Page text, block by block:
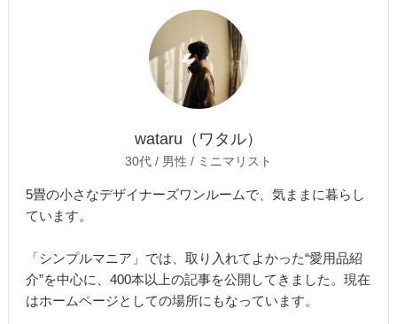
wataru（ワタル）
30代 / 男性 / ミニマリスト
5畳の小さなデザイナーズワンルームで、気ままに暮らし
ています。
「シンプルマニア」では、取り入れてよかった“愛用品紹
介”を中心に、400本以上の記事を公開してきました。現在
はホームページとしての場所にもなっています。